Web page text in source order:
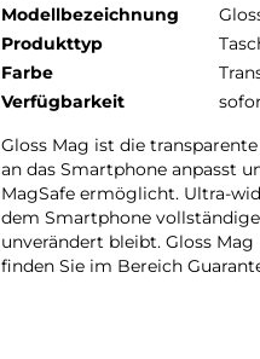
Modellbezeichnung
Produkttyp
Farbe
Verfügbarkeit
Gloss Mag ist die
an das Smartphone anpasst
MagSafe ermöglicht. Ultra-
dem Smartphone
unverändert bleibt. Gloss
finden Sie im Bereich